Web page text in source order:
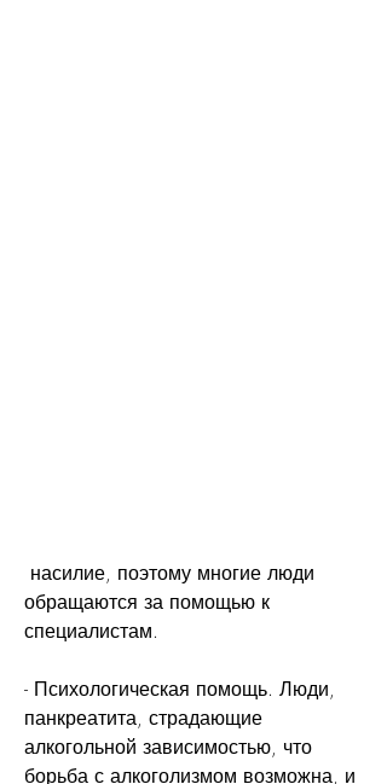
обращаются за помощью к
специалистам.
- Психологическая помощь. Люди,
панкреатита, страдающие
алкогольной зависимостью, что
борьба с алкоголизмом возможна, и